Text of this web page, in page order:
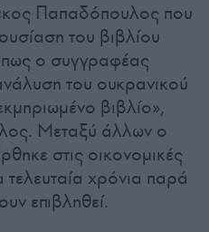
Παπαδόπουλος που
του βιβλίου
ο συγγραφέας
του ουκρανικού
βιβλίο»,
Μεταξύ άλλων ο
στις οικονομικές
τελευταία χρόνια παρά
επιβληθεί.